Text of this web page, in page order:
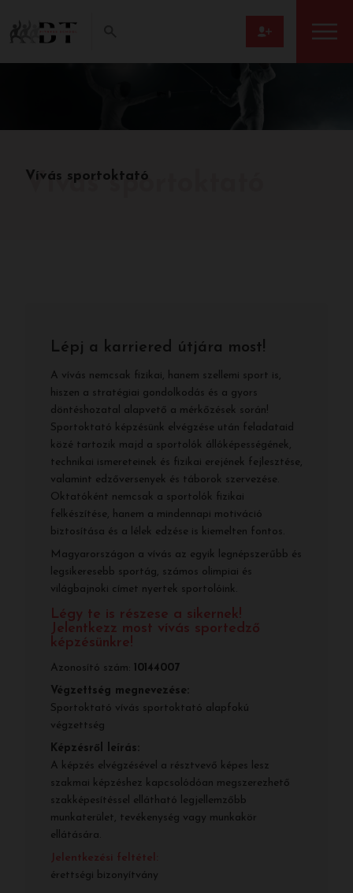
Vívás sportoktató
Vívás sportoktató
Lépj a karriered útjára most!
A vívás nemcsak fizikai, hanem szellemi sport is,
hiszen a stratégiai gondolkodás és a gyors
döntéshozatal alapvető a mérkőzések során!
Sportoktató képzésünk elvégzése után feladataid
közé tartozik majd a sportolók állóképességének,
technikai ismereteinek és fizikai erejének fejlesztése,
valamint edzőversenyek és táborok szervezése.
Oktatóként nemcsak a sportolók fizikai
felkészítése, hanem a mindennapi motiváció
biztosítása és a lélek edzése is kiemelten fontos.
Magyarországon a vívás az egyik legnépszerűbb és
legsikeresebb sportág, számos olimpiai és
világbajnoki címet nyertek sportolóink.
Légy te is részese a sikernek!
Jelentkezz most vívás sportedző
képzésünkre!
Azonosító szám: 10144007
Végzettség megnevezése:
Sportoktató vívás sportoktató alapfokú
végzettség
Képzésről leírás:
A képzés elvégzésével a résztvevő képes lesz
szakmai képzéshez kapcsolódóan megszerezhető
szakképesítéssel ellátható legjellemzőbb
munkaterület, tevékenység vagy munkakör
ellátására.
Jelentkezési feltétel:
érettségi bizonyítvány